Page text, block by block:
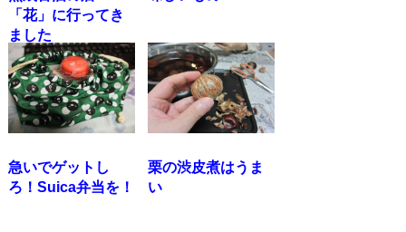
「花」に行ってき
ました
急いでゲットし
ろ！Suica弁当を！
栗の渋皮煮はうま
い